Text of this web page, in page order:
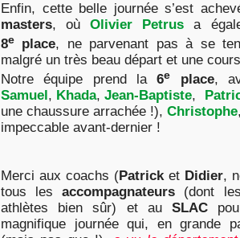
Enfin, cette belle journée s’est
masters, oùOlivier Petrus a
8e place, ne parvenant pas à se
malgré un très beau départ et une
Notre équipe prend la6e place,
Samuel, Khada,Jean-Baptiste,
une chaussure arrachée !), Christophe
impeccable avant-dernier !
Merci aux coachs (Patrick et Didier,
tous lesaccompagnateurs (dont
athlètes bien sûr) et auSLAC
magnifique journée qui, en grande